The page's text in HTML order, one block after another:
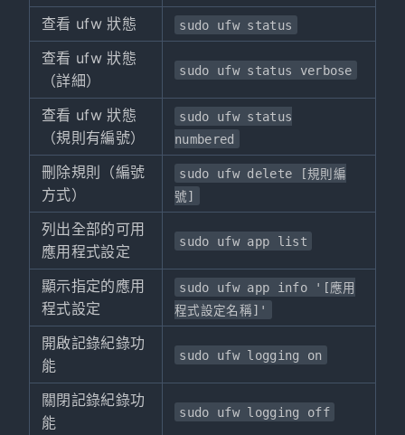
查看 ufw 狀態 sudo ufw status
查看 ufw 狀態
（詳細）
sudo ufw status verbose
查看 ufw 狀態
（規則有編號）
sudo ufw status
numbered
刪除規則（編號
方式）
sudo ufw delete [規則編
號]
列出全部的可用
應用程式設定
sudo ufw app list
顯示指定的應用
程式設定
sudo ufw app info '[應用
程式設定名稱]'
開啟記錄紀錄功
能
sudo ufw logging on
關閉記錄紀錄功
能
sudo ufw logging off